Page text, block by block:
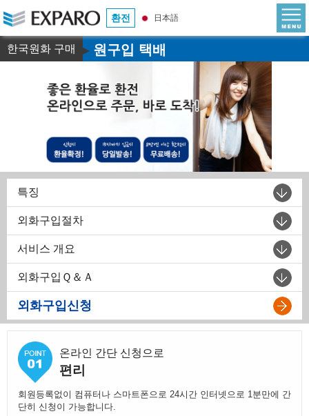
환전 日本語
한국원화 구매 ▶원구입 택배
특징
외화구입절차
서비스 개요
외화구입Ｑ＆Ａ
외화구입신청
온라인 간단 신청으로
편리
회원등록없이 컴퓨터나 스마트폰으로 24시간 인터넷으로 1분만에 간
단히 신청이 가능합니다.